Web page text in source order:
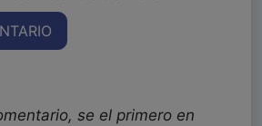
se el primero en